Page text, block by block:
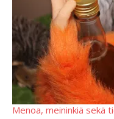
Menoa, meininkiä sekä